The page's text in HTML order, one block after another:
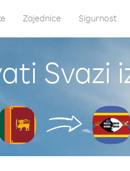
Zajednice Sigurnost
Svazi